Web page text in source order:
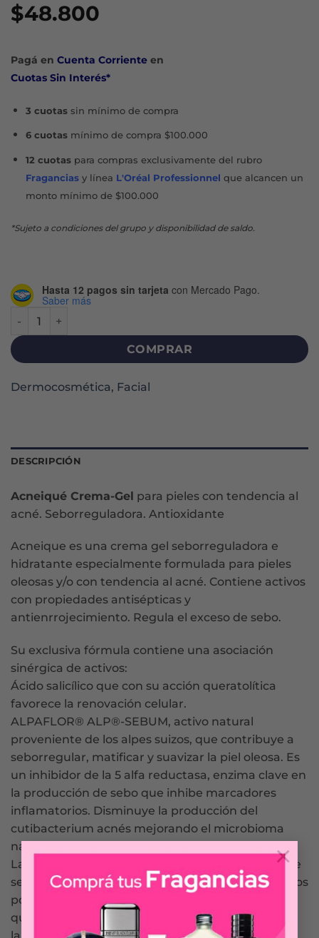
×
$48.800
Pagá en Cuenta Corriente en
Cuotas Sin Interés*
3 cuotassin mínimo de compra
6 cuotasmínimo de compra $100.000
12 cuotaspara compras exclusivamente del rubro
Fraganciasy línea L'Oréal Professionnel que alcancen un
monto mínimo de $100.000
*Sujeto a condiciones del grupo y disponibilidad de saldo.
Hasta 12 pagos sin tarjeta con Mercado Pago.
Saber más
COMPRAR
Dermocosmética, Facial
DESCRIPCIÓN
Acneiqué Crema-Gel para pieles con tendencia al
acné. Seborreguladora. Antioxidante
Acneique es una crema gel seborreguladora e
hidratante especialmente formulada para pieles
oleosas y/o con tendencia al acné. Contiene activos
con propiedades antisépticas y
antienrrojecimiento. Regula el exceso de sebo.
Su exclusiva fórmula contiene una asociación
sinérgica de activos:
Ácido salicílico que con su acción queratolítica
favorece la renovación celular.
ALPAFLOR® ALP®-SEBUM, activo natural
proveniente de los alpes suizos, que contribuye a
seborregular, matificar y suavizar la piel oleosa. Es
un inhibidor de la 5 alfa reductasa, enzima clave en
la producción de sebo que inhibe marcadores
inflamatorios. Disminuye la producción del
cutibacterium acnés mejorando el microbioma
natural cutáneo.
La Niacinamida o Vitamina B3, regula el exceso de
sebo, reduce el brillo y minimiza la apariencia de los
poros. Contiene además activos descongestivos
que ayudan a reducir rojeces y/o disconfort como